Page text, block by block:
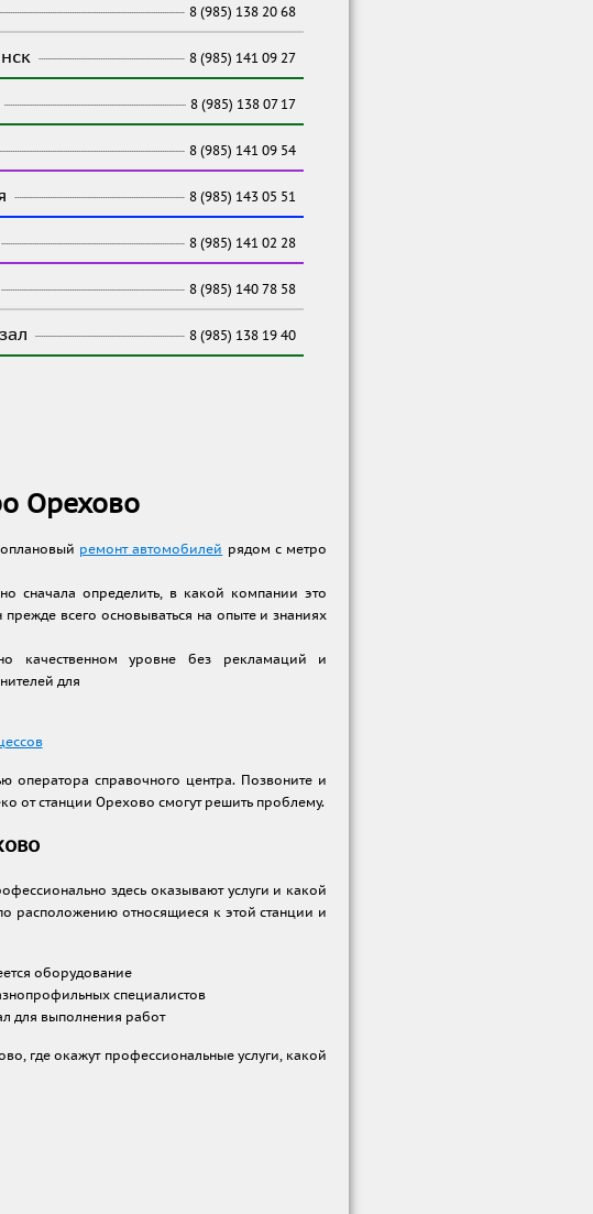
8 (985) 138 20 68
8 (985) 141 09 27
8 (985) 138 07 17
8 (985) 141 09 54
8 (985) 143 05 51
8 (985) 141 02 28
8 (985) 140 78 58
8 (985) 138 19 40
Орехово
ремонт автомобилей рядом с метро
сначала определить, в какой компании это
всего основываться на опыте и знаниях
качественном уровне без рекламаций и
для
оператора справочного центра. Позвоните и
от станции Орехово смогут решить проблему.
здесь оказывают услуги и какой
расположению относящиеся к этой станции и
оборудование
специалистов
для выполнения работ
где окажут профессиональные услуги, какой